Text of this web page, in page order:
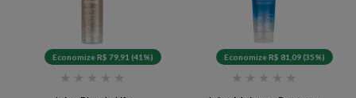
Economize R$ 79,91 (41%)
★ ★ ★ ★ ★
Economize R$ 81,09 (35%)
★ ★ ★ ★ ★